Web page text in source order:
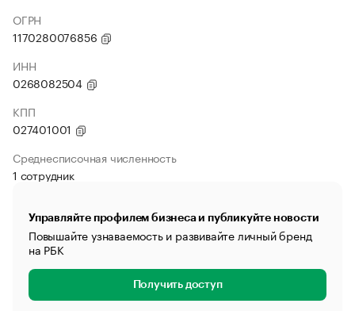
ОГРН
1170280076856
ИНН
0268082504
КПП
027401001
Среднесписочная численность
1 сотрудник
Управляйте профилем бизнеса и публикуйте новости
Повышайте узнаваемость и развивайте личный бренд
на РБК
Получить доступ